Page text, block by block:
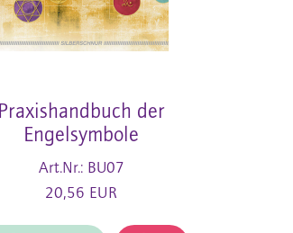
Praxishandbuch der
Engelsymbole
Art.Nr.: BU07
20,56 EUR